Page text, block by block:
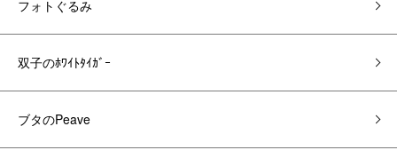
フォトぐるみ
双子のﾎﾜｲﾄﾀｲｶﾞｰ
ブタのPeave